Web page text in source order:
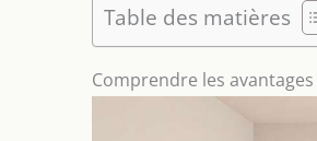
Table des matières
Comprendre les